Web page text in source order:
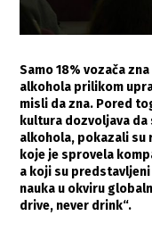
Samo 18% vozača
alkohola prilikom
misli da zna. Pored
kultura dozvoljava
alkohola, pokazali
koje je sprovela
a koji su
nauka u okviru
drive, never drink“.